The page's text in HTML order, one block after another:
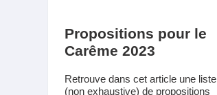
Propositions pour le
Carême 2023
Retrouve dans cet article une liste
(non exhaustive) de propositions